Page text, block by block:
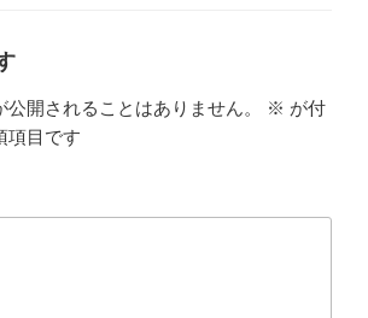
公開されることはありません。 ※ が付
項目です